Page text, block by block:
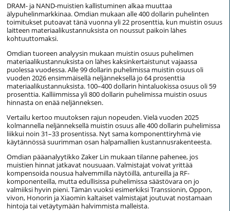
DRAM- ja NAND-muistien kallistuminen alkaa muuttaa
älypuhelinmarkkinaa. Omdian mukaan alle 400 dollarin puhelinten
toimitukset putoavat tänä vuonna yli 22 prosenttia, kun muistin osuus
laitteen materiaalikustannuksista on noussut paikoin lähes
kohtuuttomaksi.
Omdian tuoreen analyysin mukaan muistin osuus puhelimen
materiaalikustannuksista on lähes kaksinkertaistunut vajaassa
puolessa vuodessa. Alle 99 dollarin puhelimissa muistin osuus oli
vuoden 2026 ensimmäisellä neljänneksellä jo 64 prosenttia
materiaalikustannuksista. 100–400 dollarin hintaluokissa osuus oli 59
prosenttia. Kalliimmissa yli 800 dollarin puhelimissa muistin osuus
hinnasta on enää neljänneksen.
Vertailu kertoo muutoksen rajun nopeuden. Vielä vuoden 2025
kolmannella neljänneksellä muistin osuus alle 400 dollarin puhelimissa
liikkui noin 31–33 prosentissa. Nyt sama komponenttiryhmä vie
käytännössä suurimman osan halpamallien kustannusrakenteesta.
Omdian pääanalyytikko Zaker Lin mukaan tilanne pahenee, jos
muistien hinnat jatkavat nousuaan. Valmistajat voivat yrittää
kompensoida nousua halvemmilla näytöillä, antureilla ja RF-
komponenteilla, mutta edullisissa puhelimissa säästövara on jo
valmiiksi hyvin pieni. Tämän vuoksi esimerkiksi Transsionin, Oppon,
vivon, Honorin ja Xiaomin kaltaiset valmistajat joutuvat nostamaan
hintoja tai vetäytymään halvimmista malleista.